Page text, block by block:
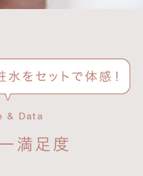
& Data
満足度
(tax in)¥7,140